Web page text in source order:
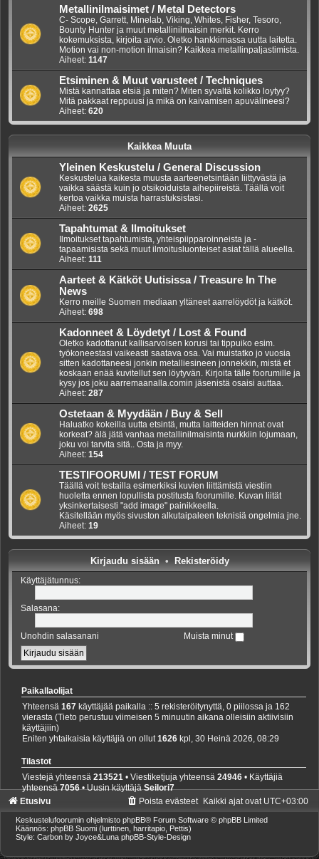
Metallinilmaisimet / Metal Detectors
C- Scope, Garrett, Minelab, Viking, Whites, Fisher, Tesoro,
Bounty Hunter ja muut metallinilmaisin merkit. Kerro
kokemuksista, kirjoita arvio. Oletko hankkimassa uutta laitetta.
Motion vai non-motion ilmaisin? Kaikkea metallinpaljastimista.
Aiheet: 1147
Etsiminen & Muut varusteet / Techniques
Mistä kannattaa etsiä ja miten? Miten syvaltä kolikko loytyy?
Mitä pakkaat reppuusi ja mikä on kaivamisen apuvälineesi?
Aiheet: 620
Kaikkea Muuta
Yleinen Keskustelu / General Discussion
Keskustelua kaikesta muusta aarteenetsintään liittyvästä ja
vaikka säästä kuin jo otsikoiduista aihepiireistä. Täällä voit
kertoa vaikka muista harrastuksistasi.
Aiheet: 2625
Tapahtumat & Ilmoitukset
Ilmoitukset tapahtumista, yhteispiipparoinneista ja -
tapaamisista sekä muut ilmoitusluonteiset asiat tällä alueella.
Aiheet: 111
Aarteet & Kätköt Uutisissa / Treasure In The
News
Kerro meille Suomen mediaan yltäneet aarrelöydöt ja kätköt.
Aiheet: 698
Kadonneet & Löydetyt / Lost & Found
Oletko kadottanut kallisarvoisen korusi tai tippuiko esim.
työkoneestasi vaikeasti saatava osa. Vai muistatko jo vuosia
sitten kadottaneesi jonkin metalliesineen jonnekkin, mistä et
koskaan enää kuvitellut sen löytyvän. Kirjoita tälle foorumille ja
kysy jos joku aarremaanalla.comin jäsenistä osaisi auttaa.
Aiheet: 287
Ostetaan & Myydään / Buy & Sell
Haluatko kokeilla uutta etsintä, mutta laitteiden hinnat ovat
korkeat? älä jätä vanhaa metallinilmaisinta nurkkiin lojumaan,
joku voi tarvita sitä.. Osta ja myy.
Aiheet: 154
TESTIFOORUMI / TEST FORUM
Täällä voit testailla esimerkiksi kuvien liittämistä viestiin
huoletta ennen lopullista postitusta foorumille. Kuvan liität
yksinkertaisesti "add image" painikkeella.
Käsitellään myös sivuston alkutaipaleen teknisiä ongelmia jne.
Aiheet: 19
Kirjaudu sisään• Rekisteröidy
Käyttäjätunnus:
Salasana:
Unohdin salasanani Muista minut
Paikallaolijat
Yhteensä167 käyttäjää paikalla :: 5 rekisteröitynyttä, 0 piilossa ja 162
vierasta (Tieto perustuu viimeisen 5 minuutin aikana olleisiin aktiivisiin
käyttäjiin)
Eniten yhtaikaisia käyttäjiä on ollut1626 kpl, 30 Heinä 2026, 08:29
Tilastot
Viestejä yhteensä213521 • Viestiketjuja yhteensä24946 • Käyttäjiä
yhteensä7056• Uusin käyttäjäSeilori7
Etusivu
Kaikki ajat ovat UTC+03:00
Poista evästeet
Keskustelufoorumin ohjelmisto phpBB® Forum Software © phpBB Limited
Käännös: phpBB Suomi (lurttinen, harritapio, Pettis)
Style: Carbon by Joyce&Luna phpBB-Style-Design